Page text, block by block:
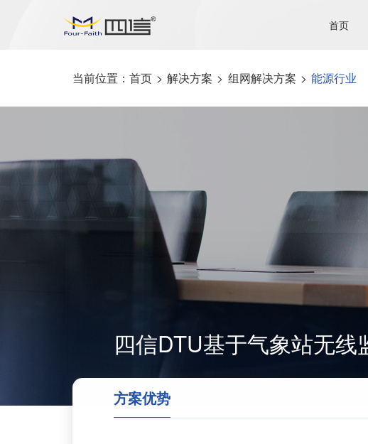
首页
当前位置： 首页 > 解决方案 > 组网解决方案 > 能源行业
四信DTU基于气象站无线
方案优势